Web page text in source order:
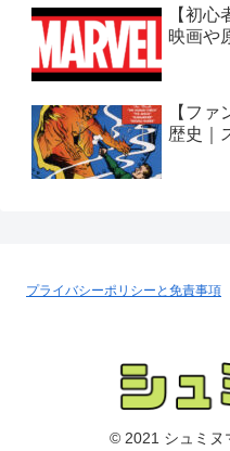
【初
映画や
【フ
歴史｜
プライバシーポリシーと免責事項
© 2021 シュミヌ